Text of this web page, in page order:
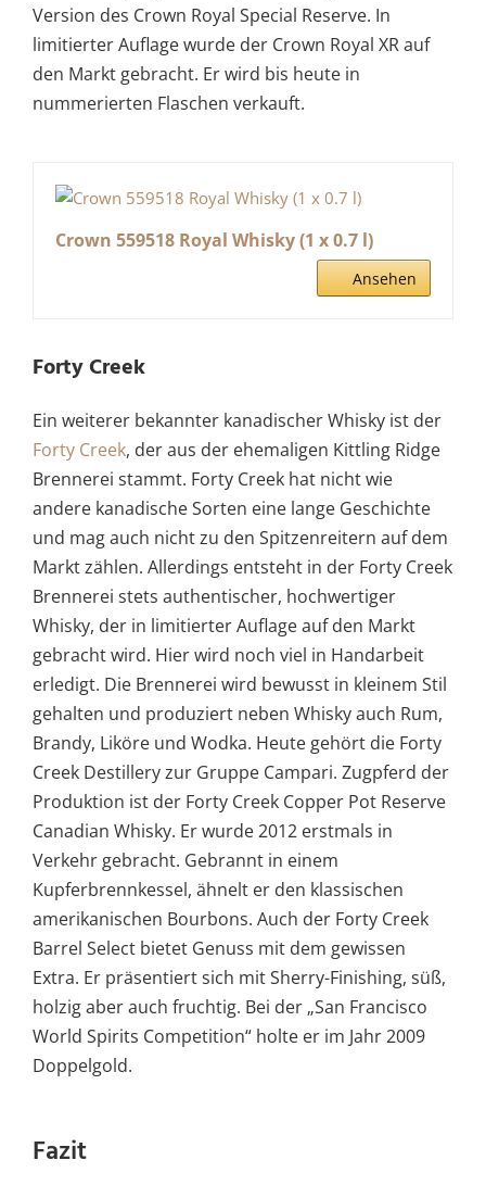
Version des Crown Royal Special Reserve. In
limitierter Auflage wurde der Crown Royal XR auf
den Markt gebracht. Er wird bis heute in
nummerierten Flaschen verkauft.
Crown 559518 Royal Whisky (1 x 0.7 l)
Ansehen
Forty Creek
Ein weiterer bekannter kanadischer Whisky ist der
Forty Creek, der aus der ehemaligen Kittling Ridge
Brennerei stammt. Forty Creek hat nicht wie
andere kanadische Sorten eine lange Geschichte
und mag auch nicht zu den Spitzenreitern auf dem
Markt zählen. Allerdings entsteht in der Forty Creek
Brennerei stets authentischer, hochwertiger
Whisky, der in limitierter Auflage auf den Markt
gebracht wird. Hier wird noch viel in Handarbeit
erledigt. Die Brennerei wird bewusst in kleinem Stil
gehalten und produziert neben Whisky auch Rum,
Brandy, Liköre und Wodka. Heute gehört die Forty
Creek Destillery zur Gruppe Campari. Zugpferd der
Produktion ist der Forty Creek Copper Pot Reserve
Canadian Whisky. Er wurde 2012 erstmals in
Verkehr gebracht. Gebrannt in einem
Kupferbrennkessel, ähnelt er den klassischen
amerikanischen Bourbons. Auch der Forty Creek
Barrel Select bietet Genuss mit dem gewissen
Extra. Er präsentiert sich mit Sherry-Finishing, süß,
holzig aber auch fruchtig. Bei der „San Francisco
World Spirits Competition“ holte er im Jahr 2009
Doppelgold.
Fazit